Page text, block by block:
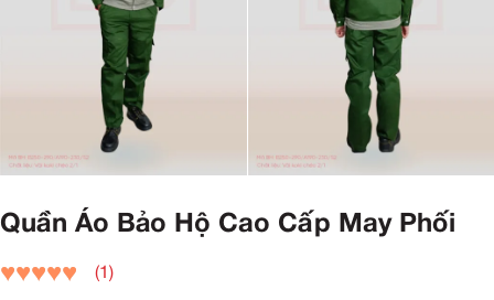
Quần Áo Bảo Hộ Cao Cấp May Phối
(1)